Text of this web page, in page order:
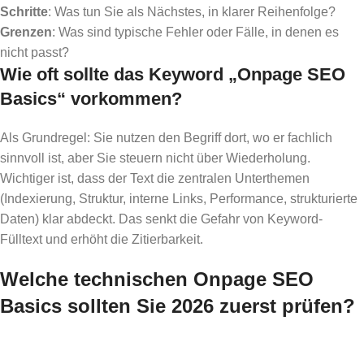
Schritte: Was tun Sie als Nächstes, in klarer Reihenfolge?
Grenzen: Was sind typische Fehler oder Fälle, in denen es
nicht passt?
Wie oft sollte das Keyword „Onpage SEO
Basics“ vorkommen?
Als Grundregel: Sie nutzen den Begriff dort, wo er fachlich
sinnvoll ist, aber Sie steuern nicht über Wiederholung.
Wichtiger ist, dass der Text die zentralen Unterthemen
(Indexierung, Struktur, interne Links, Performance, strukturierte
Daten) klar abdeckt. Das senkt die Gefahr von Keyword-
Fülltext und erhöht die Zitierbarkeit.
Welche technischen Onpage SEO
Basics sollten Sie 2026 zuerst prüfen?